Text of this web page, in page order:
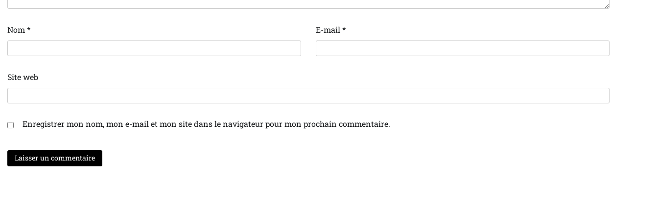
Nom * E-mail *
Site web
Enregistrer mon nom, mon e-mail et mon site dans le navigateur pour mon prochain commentaire.